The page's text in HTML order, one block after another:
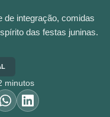
de integração, comidas
das festas juninas.
minutos